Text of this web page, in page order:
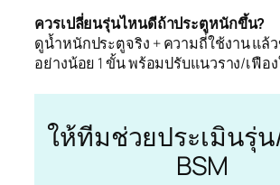
ควรเปลี่ยนรุ่นไหนดีถ้าประตูหนักขึ้น?
ดูน้ำหนักประตูจริง + ความถี่ใช้งาน แล้
อย่างน้อย 1 ขั้น พร้อมปรับแนวราง/เฟือ
ให้ทีมช่วยประเมินรุ่
BSM